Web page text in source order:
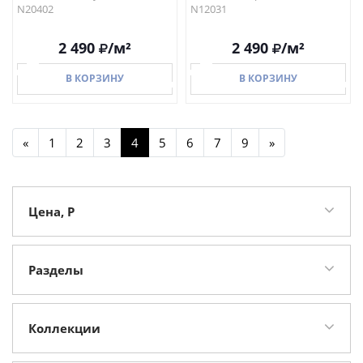
N20402
2 490 /м²
В КОРЗИНУ
N12031
2 490 /м²
В КОРЗИНУ
« 1 2 3 4 5 6 7 9 »
Цена, Р
Разделы
Керамогранит 172
Крупноформатный керамогранит
Коллекции